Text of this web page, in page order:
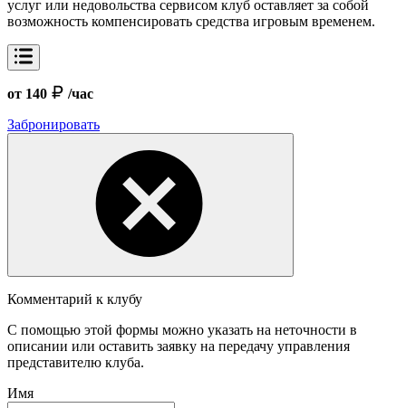
услуг или недовольства сервисом клуб оставляет за собой
возможность компенсировать средства игровым временем.
от 140
/час
Забронировать
Комментарий к клубу
С помощью этой формы можно указать на неточности в
описании или оставить заявку на передачу управления
представителю клуба.
Имя